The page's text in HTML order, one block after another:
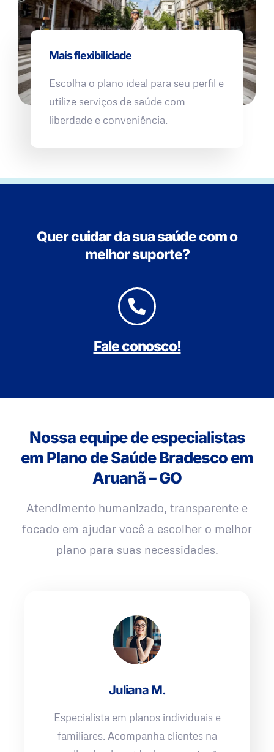
Mais flexibilidade
Escolha o plano ideal para seu perfil e
utilize serviços de saúde com
liberdade e conveniência.
Quer cuidar da sua saúde com o
melhor suporte?
Fale conosco!
Nossa equipe de especialistas
em Plano de Saúde Bradesco em
Aruanã – GO
Atendimento humanizado, transparente e
focado em ajudar você a escolher o melhor
plano para suas necessidades.
Juliana M.
Especialista em planos individuais e
familiares. Acompanha clientes na